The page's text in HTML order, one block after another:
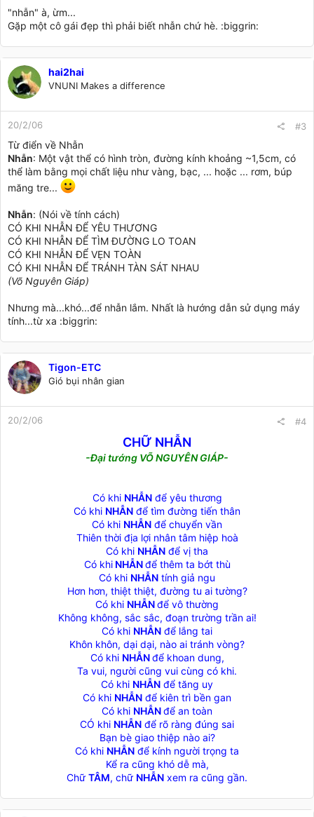
"nhẫn" à, ừm...
Gặp một cô gái đẹp thì phải biết nhẫn chứ hè. :biggrin:
hai2hai
VNUNI Makes a difference
20/2/06 #3
Từ điển về Nhẫn
Nhẫn: Một vật thể có hình tròn, đường kính khoảng ~1,5cm, có
thể làm bằng mọi chất liệu như vàng, bạc, ... hoặc ... rơm, búp
măng tre...
Nhẫn: (Nói về tính cách)
CÓ KHI NHẪN ĐỂ YÊU THƯƠNG
CÓ KHI NHẪN ĐỂ TÌM ĐƯỜNG LO TOAN
CÓ KHI NHẪN ĐỂ VẸN TOÀN
CÓ KHI NHẪN ĐỂ TRÁNH TÀN SÁT NHAU
(Võ Nguyên Giáp)
Nhưng mà...khó...để nhẫn lắm. Nhất là hướng dẫn sử dụng máy
tính...từ xa :biggrin:
Tigon-ETC
Gió bụi nhân gian
20/2/06 #4
CHỮ NHẪN
-Đại tướng VÕ NGUYÊN GIÁP-
Có khi NHẪNđể yêu thương
Có khi NHẪN để tìm đường tiến thân
Có khi NHẪN để chuyển vần
Thiên thời địa lợi nhân tâm hiệp hoà
Có khi NHẪN để vị tha
Có khiNHẪNđể thêm ta bớt thù
Có khi NHẪN tính giả ngu
Hơn hơn, thiệt thiệt, đường tu ai tường?
Có khi NHẪNđể vô thường
Không không, sắc sắc, đoạn trường trần ai!
Có khi NHẪN để lắng tai
Khôn khôn, dại dại, nào ai tránh vòng?
Có khi NHẪNđể khoan dung,
Ta vui, người cũng vui cùng có khi.
Có khi NHẪN để tăng uy
Có khi NHẪN để kiên trì bền gan
Có khi NHẪNđể an toàn
CÓ khi NHẪN để rõ ràng đúng sai
Bạn bè giao thiệp nào ai?
Có khi NHẪN để kính người trọng ta
Kể ra cũng khó dễ mà,
Chữ TÂM, chữ NHẪN xem ra cũng gần.​